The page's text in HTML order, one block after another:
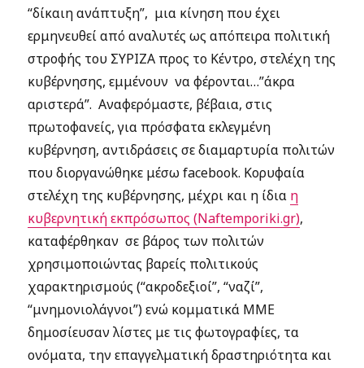
“δίκαιη ανάπτυξη”, μια κίνηση που έχει
ερμηνευθεί από αναλυτές ως απόπειρα πολιτική
στροφής του ΣΥΡΙΖΑ προς το Κέντρο, στελέχη της
κυβέρνησης, εμμένουν να φέρονται…”άκρα
αριστερά”. Αναφερόμαστε, βέβαια, στις
πρωτοφανείς, για πρόσφατα εκλεγμένη
κυβέρνηση, αντιδράσεις σε διαμαρτυρία πολιτών
που διοργανώθηκε μέσω facebook. Κορυφαία
στελέχη της κυβέρνησης, μέχρι και η ίδια η
κυβερνητική εκπρόσωπος (Naftemporiki.gr),
καταφέρθηκαν σε βάρος των πολιτών
χρησιμοποιώντας βαρείς πολιτικούς
χαρακτηρισμούς (“ακροδεξιοί”, “ναζί”,
“μνημονιολάγνοι”) ενώ κομματικά ΜΜΕ
δημοσίευσαν λίστες με τις φωτογραφίες, τα
ονόματα, την επαγγελματική δραστηριότητα και